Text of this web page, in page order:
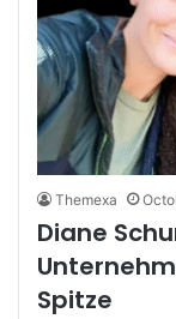
Themexa
Diane
Spitze